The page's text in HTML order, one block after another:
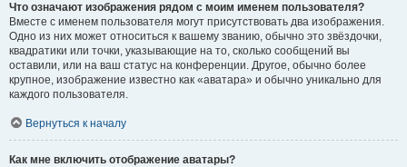
Что означают изображения рядом с моим именем пользователя?
Вместе с именем пользователя могут присутствовать два изображения.
Одно из них может относиться к вашему званию, обычно это звёздочки,
квадратики или точки, указывающие на то, сколько сообщений вы
оставили, или на ваш статус на конференции. Другое, обычно более
крупное, изображение известно как «аватара» и обычно уникально для
каждого пользователя.
Вернуться к началу
Как мне включить отображение аватары?